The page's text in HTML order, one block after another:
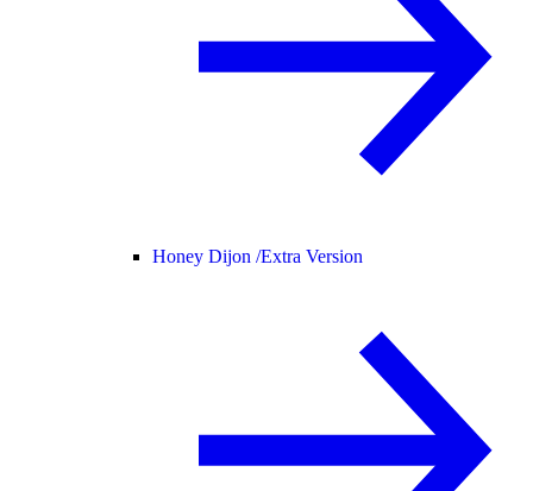
Honey Dijon /Extra Version